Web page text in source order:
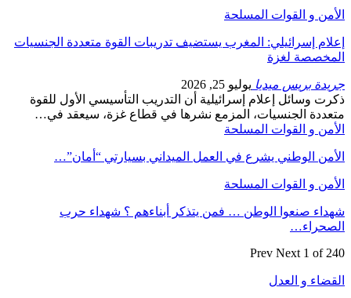
الأمن و القوات المسلحة
إعلام إسرائيلي: المغرب يستضيف تدريبات القوة متعددة الجنسيات
المخصصة لغزة
جريدة بريس ميديا يوليو 25, 2026
ذكرت وسائل إعلام إسرائيلية أن التدريب التأسيسي الأول للقوة
متعددة الجنسيات، المزمع نشرها في قطاع غزة، سيعقد في…
الأمن و القوات المسلحة
الأمن الوطني يشرع في العمل الميداني بسيارتي “أمان”…
الأمن و القوات المسلحة
شهداء صنعوا الوطن … فمن يتذكر أبناءهم ؟ شهداء حرب
الصحراء…
Prev Next 1 of 240
القضاء و العدل